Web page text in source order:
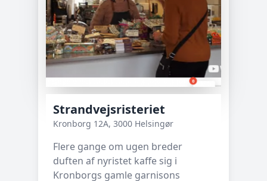
Strandvejsristeriet
Kronborg 12A, 3000 Helsingør
Flere gange om ugen breder
duften af nyristet kaffe sig i
Kronborgs gamle garnisons